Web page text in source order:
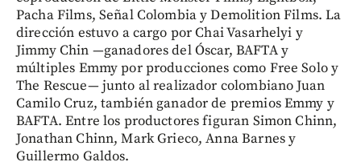
Pacha Films, Señal Colombia y Demolition Films. La
dirección estuvo a cargo por Chai Vasarhelyi y
Jimmy Chin —ganadores del Óscar, BAFTA y
múltiples Emmy por producciones como Free Solo y
The Rescue— junto al realizador colombiano Juan
Camilo Cruz, también ganador de premios Emmy y
BAFTA. Entre los productores figuran Simon Chinn,
Jonathan Chinn, Mark Grieco, Anna Barnes y
Guillermo Galdos.